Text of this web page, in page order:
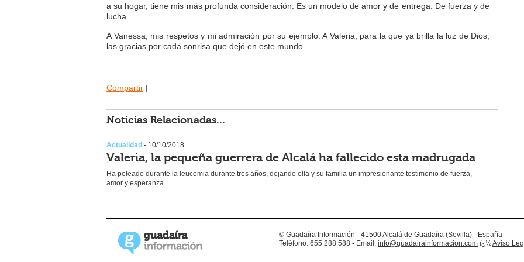
a su hogar, tiene mis más profunda consideración. Es un modelo de amor y de entrega. De fuerza y de
lucha.
A Vanessa, mis respetos y mi admiración por su ejemplo. A Valeria, para la que ya brilla la luz de Dios,
las gracias por cada sonrisa que dejó en este mundo.
Compartir |
Noticias Relacionadas...
Actualidad - 10/10/2018
Valeria, la pequeña guerrera de Alcalá ha fallecido esta madrugada
Ha peleado durante la leucemia durante tres años, dejando ella y su familia un impresionante testimonio de fuerza,
amor y esperanza.
© Guadaíra Información - 41500 Alcalá de Guadaíra (Sevilla) - España
Teléfono: 655 288 588 - Email: info@guadairainformacion.com ï¿½Aviso